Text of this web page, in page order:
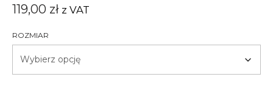
119,00 zł z VAT
ROZMIAR